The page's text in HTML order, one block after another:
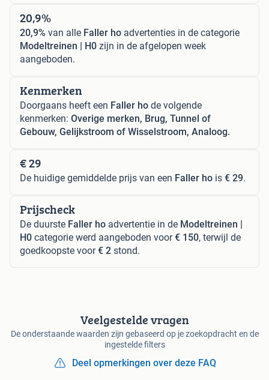
20,9%
20,9% van alle Faller ho advertenties in de categorie
Modeltreinen | H0 zijn in de afgelopen week
aangeboden.
Kenmerken
Doorgaans heeft een Faller ho de volgende
kenmerken: Overige merken, Brug, Tunnel of
Gebouw, Gelijkstroom of Wisselstroom, Analoog.
€ 29
De huidige gemiddelde prijs van een Faller ho is € 29.
Prijscheck
De duurste Faller ho advertentie in de Modeltreinen |
H0 categorie werd aangeboden voor€ 150, terwijl de
goedkoopste voor€ 2 stond.
Veelgestelde vragen
De onderstaande waarden zijn gebaseerd op je zoekopdracht en de
ingestelde filters
Deel opmerkingen over deze FAQ